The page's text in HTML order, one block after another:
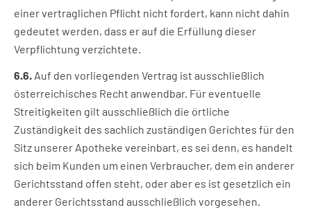
einer vertraglichen Pflicht nicht fordert, kann nicht dahin
gedeutet werden, dass er auf die Erfüllung dieser
Verpflichtung verzichtete.
6.6. Auf den vorliegenden Vertrag ist ausschließlich
österreichisches Recht anwendbar. Für eventuelle
Streitigkeiten gilt ausschließlich die örtliche
Zuständigkeit des sachlich zuständigen Gerichtes für den
Sitz unserer Apotheke vereinbart, es sei denn, es handelt
sich beim Kunden um einen Verbraucher, dem ein anderer
Gerichtsstand offen steht, oder aber es ist gesetzlich ein
anderer Gerichtsstand ausschließlich vorgesehen.